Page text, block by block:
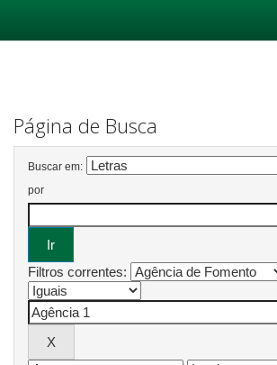
Página de Busca
Buscar em:
por
Filtros correntes: